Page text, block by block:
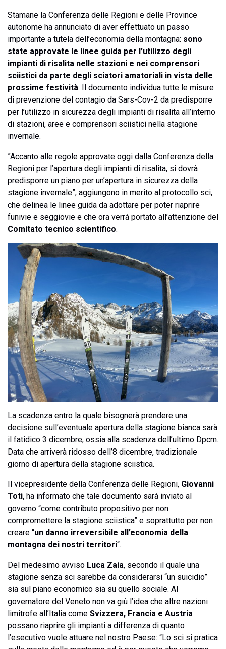
Stamane la Conferenza delle Regioni e delle Province
autonome ha annunciato di aver effettuato un passo
importante a tutela dell’economia della montagna: sono
state approvate le linee guida per l’utilizzo degli
impianti di risalita nelle stazioni e nei comprensori
sciistici da parte degli sciatori amatoriali in vista delle
prossime festività. Il documento individua tutte le misure
di prevenzione del contagio da Sars-Cov-2 da predisporre
per l’utilizzo in sicurezza degli impianti di risalita all’interno
di stazioni, aree e comprensori sciistici nella stagione
invernale.
”Accanto alle regole approvate oggi dalla Conferenza della
Regioni per l’apertura degli impianti di risalita, si dovrà
predisporre un piano per un’apertura in sicurezza della
stagione invernale”, aggiungono in merito al protocollo sci,
che delinea le linee guida da adottare per poter riaprire
funivie e seggiovie e che ora verrà portato all’attenzione del
Comitato tecnico scientifico.
La scadenza entro la quale bisognerà prendere una
decisione sull’eventuale apertura della stagione bianca sarà
il fatidico 3 dicembre, ossia alla scadenza dell’ultimo Dpcm.
Data che arriverà ridosso dell’8 dicembre, tradizionale
giorno di apertura della stagione sciistica.
Il vicepresidente della Conferenza delle Regioni, Giovanni
Toti, ha informato che tale documento sarà inviato al
governo “come contributo propositivo per non
compromettere la stagione sciistica” e soprattutto per non
creare “un danno irreversibile all’economia della
montagna dei nostri territori“.
Del medesimo avviso Luca Zaia, secondo il quale una
stagione senza sci sarebbe da considerarsi “un suicidio”
sia sul piano economico sia su quello sociale. Al
governatore del Veneto non va giù l’idea che altre nazioni
limitrofe all’Italia come Svizzera, Francia e Austria
possano riaprire gli impianti a differenza di quanto
l’esecutivo vuole attuare nel nostro Paese: “Lo sci si pratica